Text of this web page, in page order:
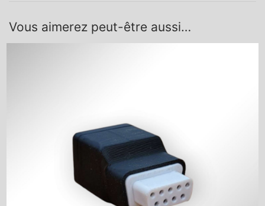
Vous aimerez peut-être aussi…